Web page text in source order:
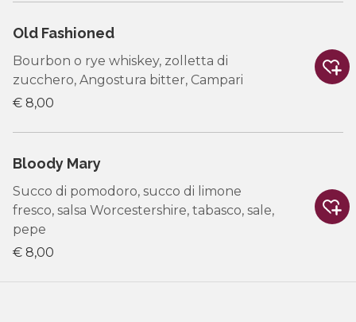
Old Fashioned
Bourbon o rye whiskey, zolletta di
zucchero, Angostura bitter, Campari
€ 8,00
Bloody Mary
Succo di pomodoro, succo di limone
fresco, salsa Worcestershire, tabasco, sale,
pepe
€ 8,00